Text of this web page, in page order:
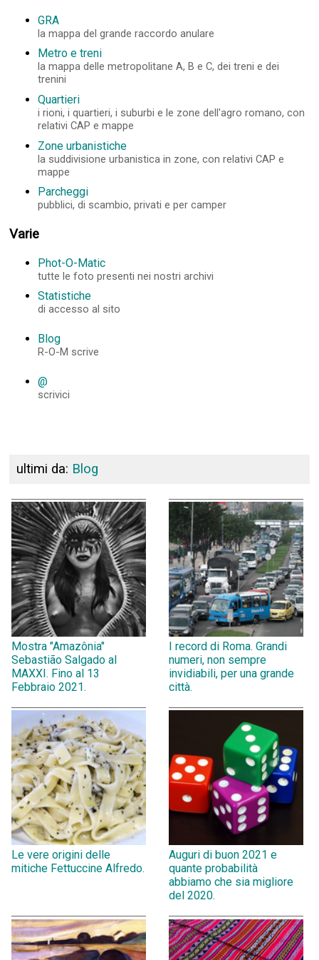
GRA
la mappa del grande raccordo anulare
Metro e treni
la mappa delle metropolitane A, B e C, dei treni e dei
trenini
Quartieri
i rioni, i quartieri, i suburbi e le zone dell'agro romano, con
relativi CAP e mappe
Zone urbanistiche
la suddivisione urbanistica in zone, con relativi CAP e
mappe
Parcheggi
pubblici, di scambio, privati e per camper
Varie
Phot-O-Matic
tutte le foto presenti nei nostri archivi
Statistiche
di accesso al sito
Blog
R-O-M scrive
@
scrivici
ultimi da: Blog
Mostra "Amazônia"
Sebastião Salgado al
MAXXI. Fino al 13
Febbraio 2021.
I record di Roma. Grandi
numeri, non sempre
invidiabili, per una grande
città.
Le vere origini delle
mitiche Fettuccine Alfredo.
Auguri di buon 2021 e
quante probabilità
abbiamo che sia migliore
del 2020.